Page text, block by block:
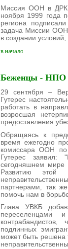
Миссия ООН в ДРК
ноября 1999 года
региона
задача Миссии ООН
в создании
в начало
Беженцы - НПО
29 сентября –
Гутерес
работать в
возросшая
предоставления
Обращаясь к
время ежегодно
комиссара ООН
Гутерес
сегодняшнем мире
Развитию этой
партнерами, так
помочь нам в
Глава УВКБ
переселенцами
подлинных
может быть решена